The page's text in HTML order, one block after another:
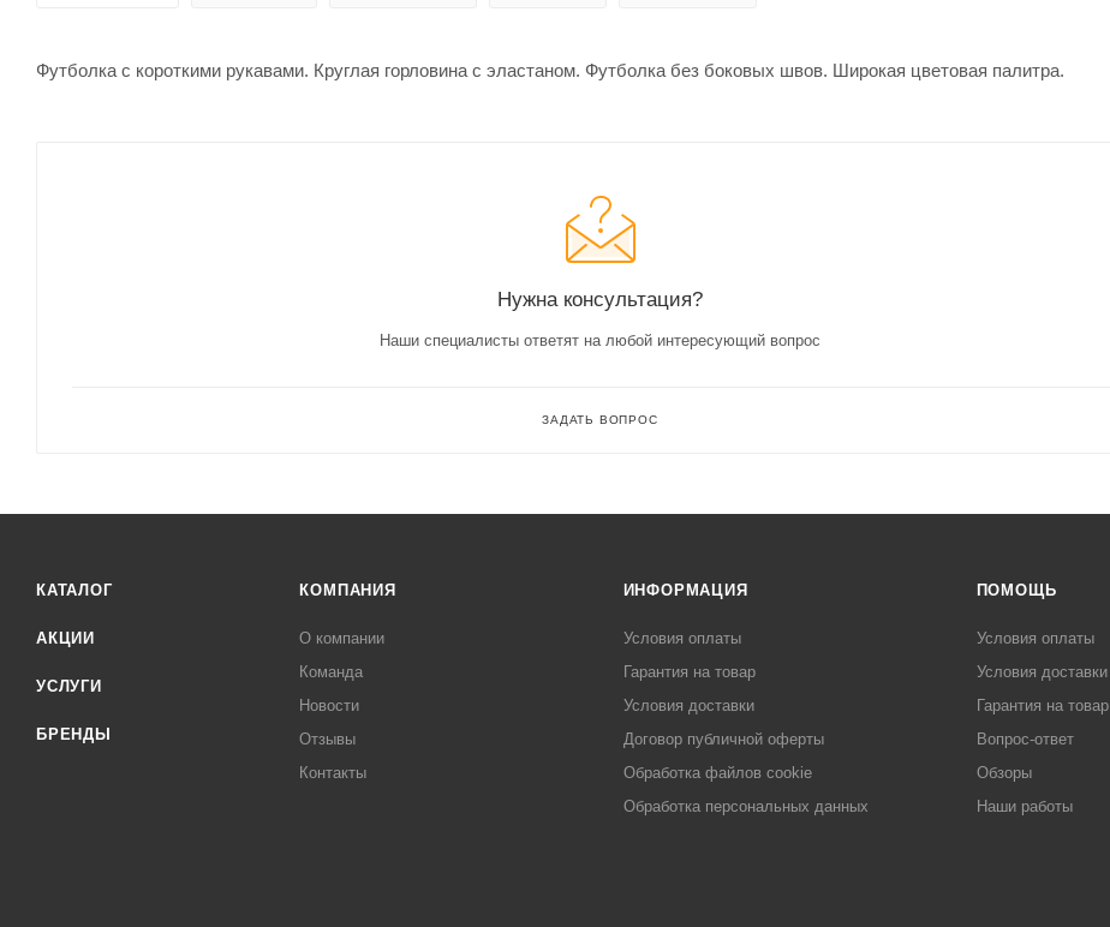
Футболка с короткими рукавами. Круглая горловина с эластаном. Футболка без боковых швов. Широкая цветовая палитра.
Нужна консультация?
Наши специалисты ответят на любой интересующий вопрос
ЗАДАТЬ ВОПРОС
КАТАЛОГ
АКЦИИ
УСЛУГИ
БРЕНДЫ
КОМПАНИЯ
О компании
Команда
Новости
Отзывы
Контакты
ИНФОРМАЦИЯ
Условия оплаты
Гарантия на товар
Условия доставки
Договор публичной оферты
Обработка файлов cookie
Обработка персональных данных
ПОМОЩЬ
Условия оплаты
Условия доставки
Гарантия на товар
Вопрос-ответ
Обзоры
Наши работы